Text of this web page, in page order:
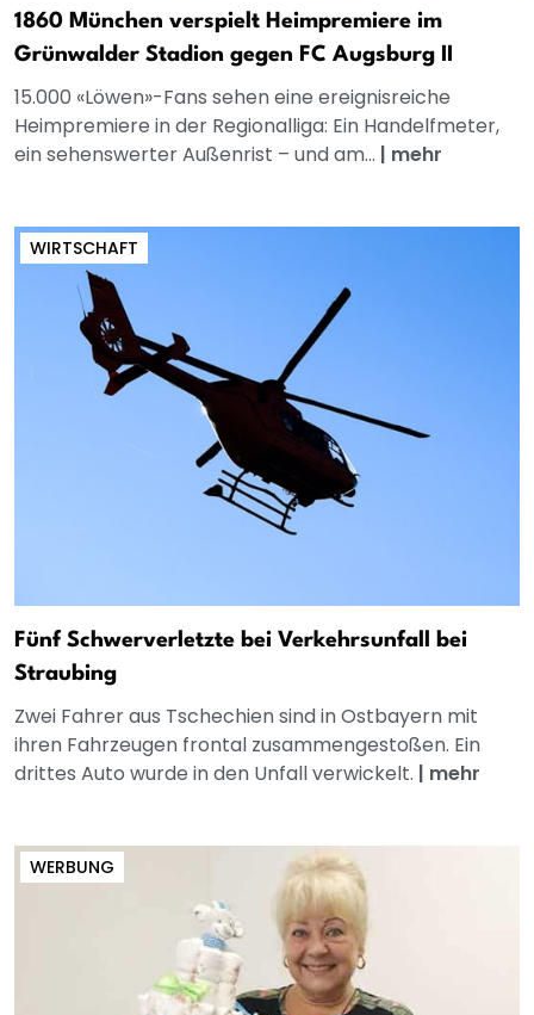
1860 München verspielt Heimpremiere im
Grünwalder Stadion gegen FC Augsburg II
15.000 «Löwen»-Fans sehen eine ereignisreiche
Heimpremiere in der Regionalliga: Ein Handelfmeter,
ein sehenswerter Außenrist – und am... | mehr
WIRTSCHAFT
Fünf Schwerverletzte bei Verkehrsunfall bei
Straubing
Zwei Fahrer aus Tschechien sind in Ostbayern mit
ihren Fahrzeugen frontal zusammengestoßen. Ein
drittes Auto wurde in den Unfall verwickelt. | mehr
WERBUNG